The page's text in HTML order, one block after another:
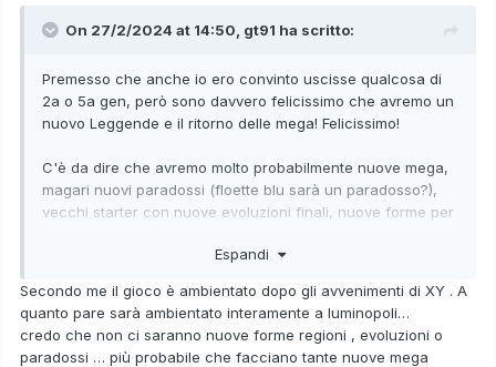
On 27/2/2024 at 14:50, gt91 ha scritto:
Premesso che anche io ero convinto uscisse qualcosa di
2a o 5a gen, però sono davvero felicissimo che avremo un
nuovo Leggende e il ritorno delle mega! Felicissimo!
C'è da dire che avremo molto probabilmente nuove mega,
magari nuovi paradossi (floette blu sarà un paradosso?),
vecchi starter con nuove evoluzioni finali, nuove forme per
Espandi
Secondo me il gioco è ambientato dopo gli avvenimenti di XY . A
quanto pare sarà ambientato interamente a luminopoli…
credo che non ci saranno nuove forme regioni , evoluzioni o
paradossi … più probabile che facciano tante nuove mega